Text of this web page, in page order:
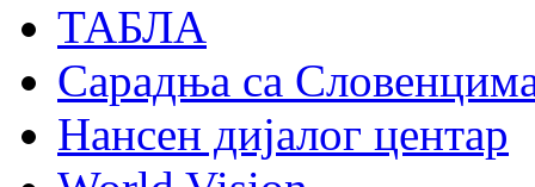
ТАБЛА
Сарадња са
Нансен дијалог центар